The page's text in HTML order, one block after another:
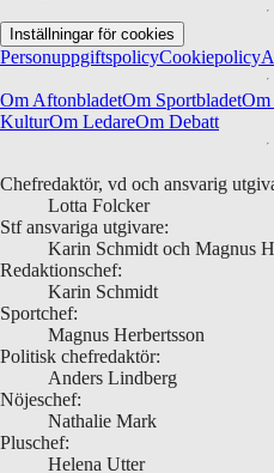
Inställningar för cookies
PersonuppgiftspolicyCookiepolicy
Om AftonbladetOm SportbladetOm
KulturOm LedareOm Debatt
Chefredaktör, vd och ansvarig
Lotta Folcker
Stf ansvariga utgivare:
Karin Schmidt och Magnus
Redaktionschef:
Karin Schmidt
Sportchef:
Magnus Herbertsson
Politisk chefredaktör:
Anders Lindberg
Nöjeschef:
Nathalie Mark
Pluschef:
Helena Utter